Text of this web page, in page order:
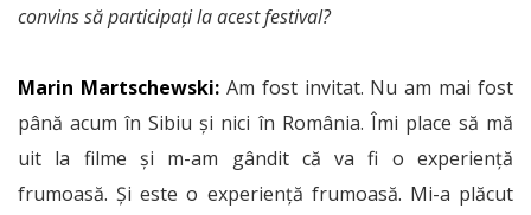
convins să participați la acest festival?
Marin Martschewski:Am fost invitat. Nu am mai fost
până acum în Sibiu și nici în România. Îmi place să mă
uit la filme și m-am gândit că va fi o experiență
frumoasă. Și este o experiență frumoasă. Mi-a plăcut